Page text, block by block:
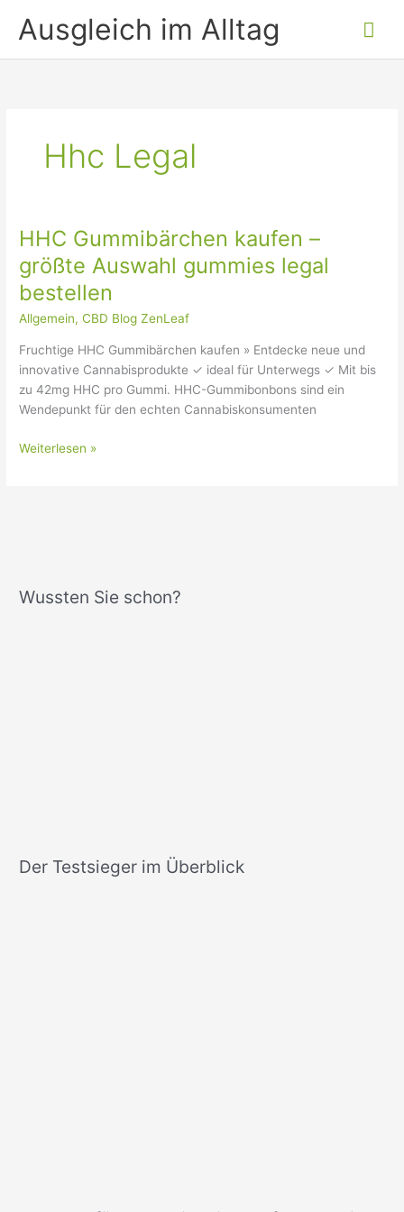
springen
InhaltAusgleich im Alltag
Hhc Legal
HHC Gummibärchen kaufen –
größte Auswahl gummies legal
bestellen
Allgemein,CBD Blog ZenLeaf
Fruchtige HHC Gummibärchen kaufen » Entdecke neue und
innovative Cannabisprodukte ✓ ideal für Unterwegs ✓ Mit bis
zu 42mg HHC pro Gummi. HHC-Gummibonbons sind ein
Wendepunkt für den echten Cannabiskonsumenten
HHC
Gummibärchen
kaufen
–
größte
gummies
legal
bestellen
Weiterlesen »
Wussten Sie schon?
Der Testsieger im Überblick